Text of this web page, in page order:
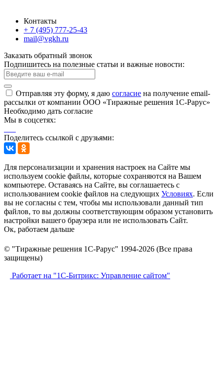
Контакты
+ 7 (495) 777-25-43
mail@vgkh.ru
Заказать обратный звонок
Подпишитесь на полезные статьи и важные новости:
Отправляя эту форму, я даю согласие на получение email-
рассылки от компании ООО «Тиражные решения 1С-Рарус»
Необходимо дать согласие
Мы в соцсетях:
Поделитесь ссылкой с друзьями:
Для персонализации и хранения настроек на Сайте мы
используем cookie файлы, которые сохраняются на Вашем
компьютере. Оставаясь на Сайте, вы соглашаетесь с
использованием cookie файлов на следующих Условиях. Если
вы не согласны с тем, чтобы мы использовали данный тип
файлов, то вы должны соответствующим образом установить
настройки вашего браузера или не использовать Сайт.
Ок, работаем дальше
© "Тиражные решения 1С-Рарус" 1994-2026 (Все права
защищены)
Работает на "1С-Битрикс: Управление сайтом"